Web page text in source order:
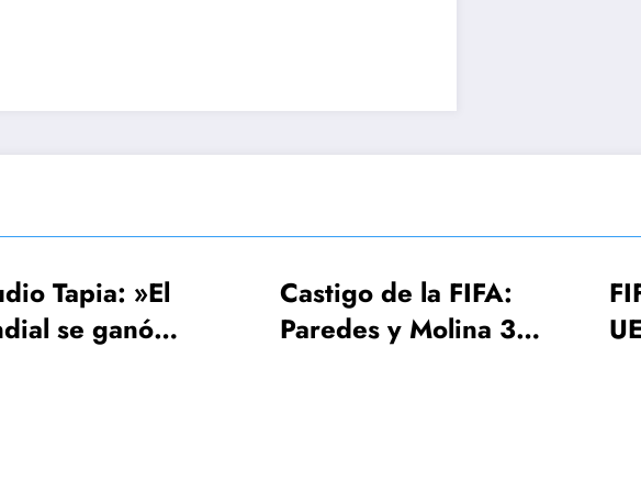
Castigo de la FIFA:
Paredes y Molina 3
FIFA,
UEFA estudian